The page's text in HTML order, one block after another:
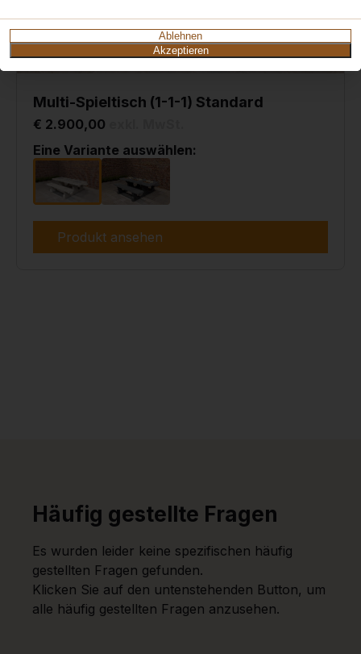
Ablehnen
Akzeptieren
Multi-Spieltisch (1-1-1) Standard
€ 2.900,00
Eine Variante auswählen:
Produkt ansehen
Häufig gestellte Fragen
Es wurden leider keine spezifischen häufig
gestellten Fragen gefunden.
Klicken Sie auf den untenstehenden Button, um
alle häufig gestellten Fragen anzusehen.